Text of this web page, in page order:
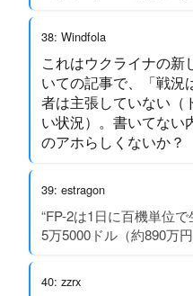
38: Windfola
これはウクライナの新
いての記事で、「戦況
者は主張していない（
い状況）。書いてない
のアホらしくないか？
39: estragon
“FP-2は1日に百機単位
5万5000ドル（約890万
40: zzrx